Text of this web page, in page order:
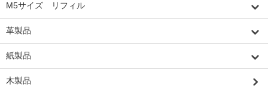
M5サイズ リフィル
革製品
紙製品
木製品